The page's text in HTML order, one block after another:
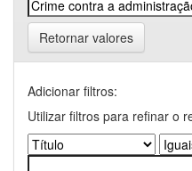
Retornar valores
Adicionar filtros:
Utilizar filtros para refinar o